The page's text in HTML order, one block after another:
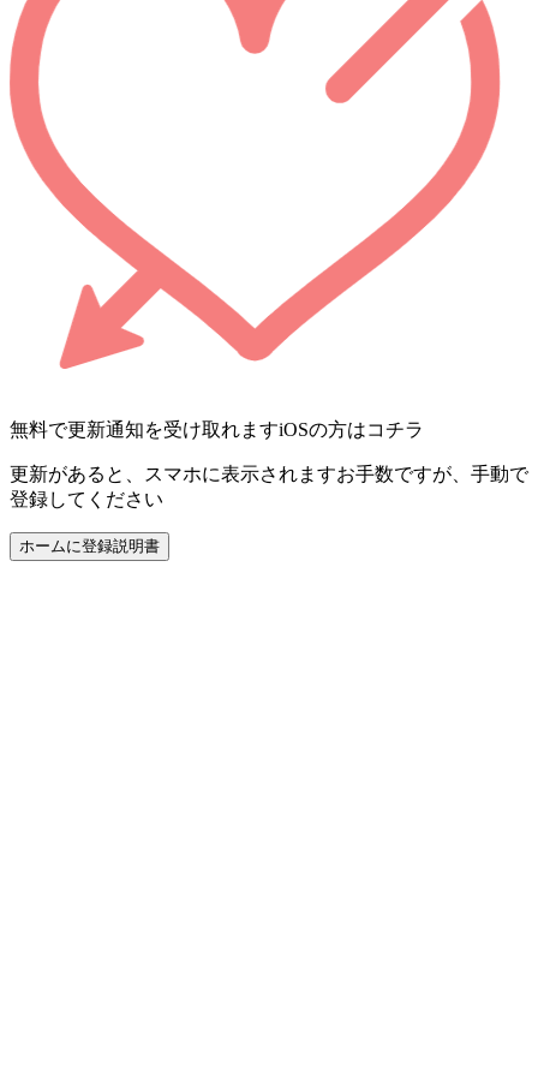
無料で更新通知を受け取れますiOSの方はコチラ
更新があると、スマホに表示されますお手数ですが、手動で
登録してください
ホームに登録説明書